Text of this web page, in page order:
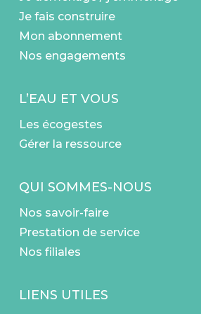
Je fais construire
Mon abonnement
Nos engagements
L’EAU ET VOUS
Les écogestes
Gérer la ressource
QUI SOMMES-NOUS
Nos savoir-faire
Prestation de service
Nos filiales
LIENS UTILES